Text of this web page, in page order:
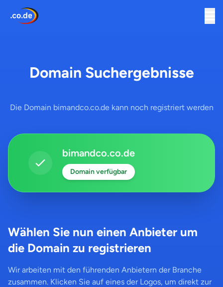
Domain Suchergebnisse
Die Domain bimandco.co.de kann noch registriert werden
bimandco.co.de
Domain verfügbar
Wählen Sie nun einen Anbieter um
die Domain zu registrieren
Wir arbeiten mit den führenden Anbietern der Branche
zusammen. Klicken Sie auf eines der Logos, um direkt zur